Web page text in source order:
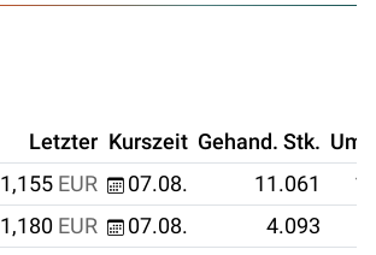
Letzter Kurszeit Gehand. Stk.
1,155 EUR 07.08. 11.061
1,180 EUR 07.08. 4.093